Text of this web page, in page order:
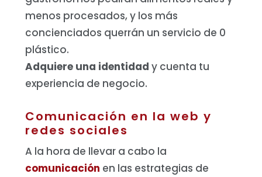
menos procesados, y los más
concienciados querrán un servicio de 0
plástico.
Adquiere una identidad y cuenta tu
experiencia de negocio.
Comunicación en la web y
redes sociales
A la hora de llevar a cabo la
comunicación en las estrategias de